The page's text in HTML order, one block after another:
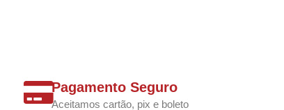
Pagamento Seguro
Aceitamos cartão, pix e boleto